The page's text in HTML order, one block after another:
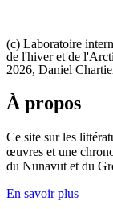
(c) Laboratoire
de l'hiver et de
2026, Daniel
À propos
Ce site sur les
œuvres et une
du Nunavut et du
En savoir plus